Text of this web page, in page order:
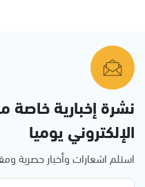
نشرة إخبارية خاصة
الإلكتروني يوميا
استلم اشعارات وأخبار حصرية